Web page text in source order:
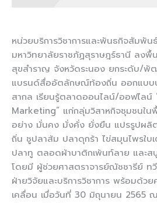
หน่วยบริการวิชาการและพันธกิจสัมพั
มหาวิทยาลัยราชภัฏสุราษฎร์ธานี ลงพื้
สุขสำราญ จังหวัดระนอง ยกระดับ/
แบรนด์สื่ออัตลักษณ์ท้องถิ่น ออกแบบ
สากล เรียนรู้ตลาดออนไลน์/ออฟไล
Marketing” แก่กลุ่มวิสาหกิจชุมชนใน
อย่าง มั่นคง มั่งคั่ง ยั่งยืน แปรรูปผลิ
ถิ่น ชูปลาส้ม ปลาดุกร้า ไข่สมุนไพรใบ
ปลาทู ตลอดผ้าบาติกเพ้นท์ลาย และส
โดยมี ผู้ช่วยศาสตราจารย์ณัชชารีย์
ฝ่ายวิจัยและบริการวิชาการ พร้อมด้ว
เคลื่อน เมื่อวันที่ 30 มิถุนายน 2565 ณ